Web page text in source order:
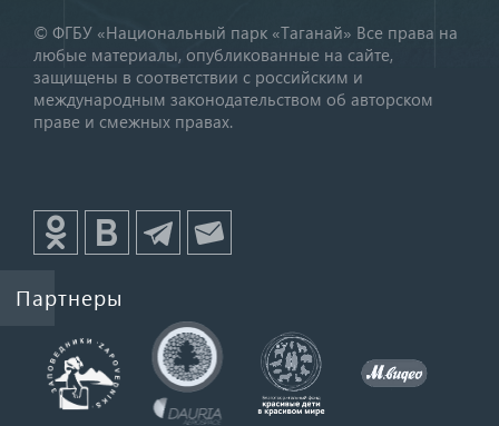
© ФГБУ «Национальный парк «Таганай» Все права на
любые материалы, опубликованные на сайте,
защищены в соответствии с российским и
международным законодательством об авторском
праве и смежных правах.
Партнеры